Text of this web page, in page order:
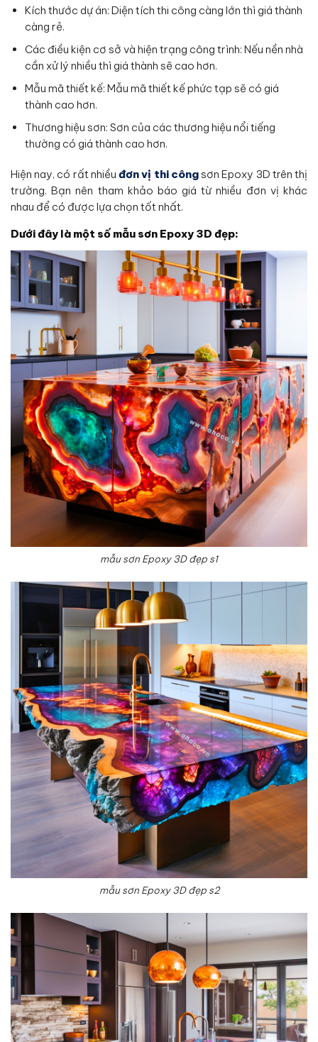
Kích thước dự án: Diện tích thi công càng lớn thì giá thành
càng rẻ.
Các điều kiện cơ sở và hiện trạng công trình: Nếu nền nhà
cần xử lý nhiều thì giá thành sẽ cao hơn.
Mẫu mã thiết kế: Mẫu mã thiết kế phức tạp sẽ có giá
thành cao hơn.
Thương hiệu sơn: Sơn của các thương hiệu nổi tiếng
thường có giá thành cao hơn.
Hiện nay, có rất nhiềuđơn vị thi côngsơn Epoxy 3D trên thị
trường. Bạn nên tham khảo báo giá từ nhiều đơn vị khác
nhau để có được lựa chọn tốt nhất.
Dưới đây là một số mẫu sơn Epoxy 3D đẹp:
mẫu sơn Epoxy 3D đẹp s1
mẫu sơn Epoxy 3D đẹp s2